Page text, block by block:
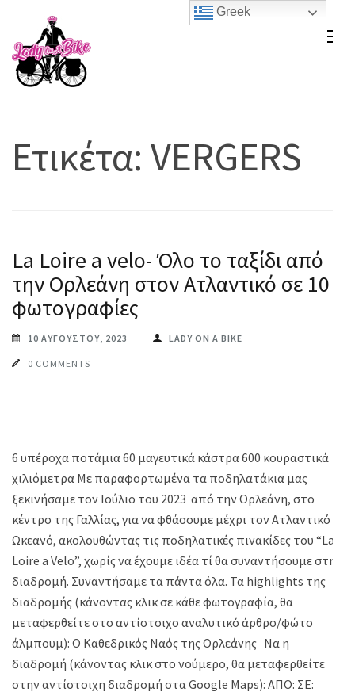
content
(Press
Ετικέτα: VERGERS
La Loire a velo- Όλο το ταξίδι από
την Ορλεάνη στον Ατλαντικό σε 10
φωτογραφίες
10 ΑΥΓΟΎΣΤΟΥ, 2023 LADY ON A BIKE
0 COMMENTS
6 υπέροχα ποτάμια 60 μαγευτικά κάστρα 600 κουραστικά
χιλιόμετρα Με παραφορτωμένα τα ποδηλατάκια μας
ξεκινήσαμε τον Ιούλιο του 2023 από την Ορλεάνη, στο
κέντρο της Γαλλίας, για να φθάσουμε μέχρι τον Ατλαντικό
Ωκεανό, ακολουθώντας τις ποδηλατικές πινακίδες του “La
Loire a Velo”, χωρίς να έχουμε ιδέα τί θα συναντήσουμε στη
διαδρομή. Συναντήσαμε τα πάντα όλα. Τα highlights της
διαδρομής (κάνοντας κλικ σε κάθε φωτογραφία, θα
μεταφερθείτε στο αντίστοιχο αναλυτικό άρθρο/φώτο
άλμπουμ): Ο Καθεδρικός Ναός της Ορλεάνης Να η
διαδρομή (κάνοντας κλικ στο νούμερo, θα μεταφερθείτε
στην αντίστοιχη διαδρομή στα Google Maps): ΑΠΟ: ΣΕ:
Greek